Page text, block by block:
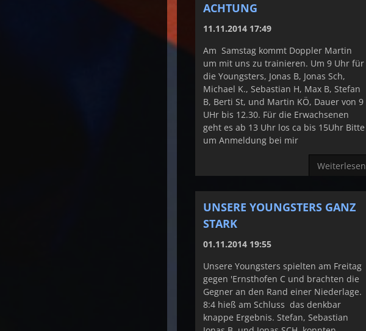
ACHTUNG
11.11.2014 17:49
Am Samstag kommt Doppler Martin
um mit uns zu trainieren. Um 9 Uhr für
die Youngsters, Jonas B, Jonas Sch,
Michael K., Sebastian H, Max B, Stefan
B, Berti St, und Martin KÖ, Dauer von 9
UHr bis 12.30. Für die Erwachsenen
geht es ab 13 Uhr los ca bis 15Uhr Bitte
um Anmeldung bei mir
Weiterlesen
UNSERE YOUNGSTERS GANZ
STARK
01.11.2014 19:55
Unsere Youngsters spielten am Freitag
gegen 'Ernsthofen C und brachten die
Gegner an den Rand einer Niederlage.
8:4 hieß am Schluss das denkbar
knappe Ergebnis. Stefan, Sebastian